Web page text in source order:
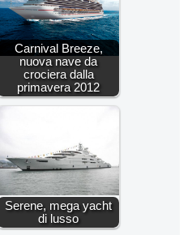
Carnival Breeze,
nuova nave da
crociera dalla
primavera 2012
Serene, mega yacht
di lusso